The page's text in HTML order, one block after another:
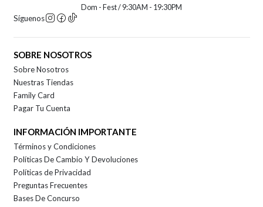
Dom - Fest / 9:30AM - 19:30PM
Síguenos
SOBRE NOSOTROS
Sobre Nosotros
Nuestras Tiendas
Family Card
Pagar Tu Cuenta
INFORMACIÓN IMPORTANTE
Términos y Condiciones
Políticas De Cambio Y Devoluciones
Políticas de Privacidad
Preguntas Frecuentes
Bases De Concurso